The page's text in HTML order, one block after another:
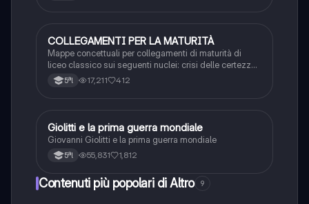
Metodo di Studio
COLLEGAMENTI PER LA MATURITÀ
Mappe concettuali per collegamenti di maturità di
liceo classico sui seguenti nuclei: crisi delle certezze,
rapporto intellettuale e potere, incontro tra culture,
tempo e memoria, guerra e pace, eros e thanatos,
5ªl 17,211 412
Altro
Giolitti e la prima guerra mondiale
Giovanni Giolitti e la prima guerra mondiale
5ªl 55,831 1,812
Contenuti più popolari di Altro 9